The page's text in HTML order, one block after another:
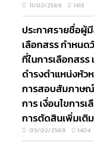
11/02/2569 1413
ประกาศรายชื่อผู้
เลือกสรร กำหนด
ที่ในการเลือกสร
ดำรงตำแหน่งหัว
การสอบสัมภาษ
การ เงื่อนไขการ
การตัดสินเพิ่มเติม
03/02/2569 1404